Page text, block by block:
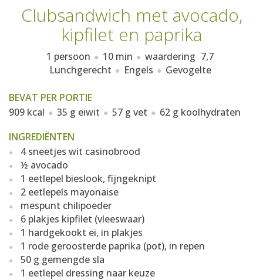
Clubsandwich met avocado,
kipfilet en paprika
1 persoon 10 min waardering 7,7
Lunchgerecht
Engels Gevogelte
BEVAT PER PORTIE
909 kcal
35 g eiwit 57 g vet
62 g koolhydraten
INGREDIËNTEN
4 sneetjes wit casinobrood
½ avocado
1 eetlepel bieslook, fijngeknipt
2 eetlepels mayonaise
mespunt chilipoeder
6 plakjes kipfilet (vleeswaar)
1 hardgekookt ei, in plakjes
1 rode geroosterde paprika (pot), in repen
50 g gemengde sla
1 eetlepel dressing naar keuze